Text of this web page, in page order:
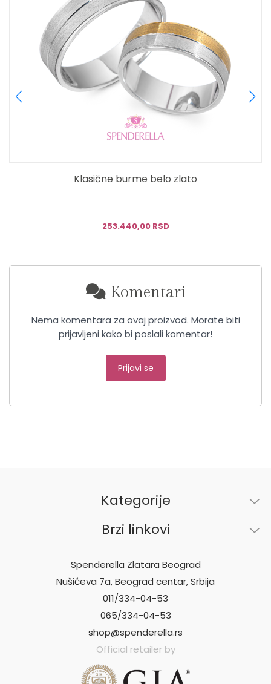
Klasične burme belo zlato
253.440,00 RSD
Komentari
Nema komentara za ovaj proizvod. Morate biti
prijavljeni kako bi poslali komentar!
Prijavi se
Kategorije
Brzi linkovi
Spenderella Zlatara Beograd
Nušićeva 7a, Beograd centar, Srbija
011/334-04-53
065/334-04-53
shop@spenderella.rs
Official retailer by